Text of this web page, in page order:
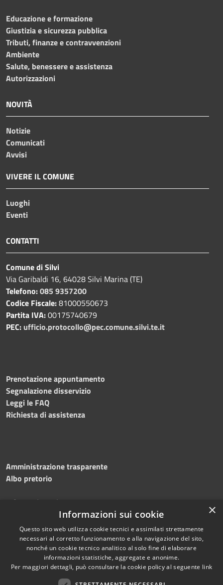
Educazione e formazione
Giustizia e sicurezza pubblica
Tributi, finanze e contravvenzioni
Ambiente
Salute, benessere e assistenza
Autorizzazioni
NOVITÀ
Notizie
Comunicati
Avvisi
VIVERE IL COMUNE
Luoghi
Eventi
CONTATTI
Comune di Silvi
Via Garibaldi 16, 64028 Silvi Marina (TE)
Telefono:085 9357200
Codice Fiscale:81000550673
Partita IVA:00175740679
PEC: ufficio.protocollo@pec.comune.silvi.te.it
Prenotazione appuntamento
Segnalazione disservizio
Leggi le FAQ
Richiesta di assistenza
Amministrazione trasparente
Albo pretorio
Informativa privacy
Dichiarazione di accessibilità
Copyright © 2026 • Comune di
×
Informazioni sui cookie
Questo sito web utilizza cookie tecnici e assimilati strettamente
necessari al corretto funzionamento e alla navigazione del sito,
nonché un cookie tecnico analitico al solo fine di elaborare
informazioni statistiche, aggregate e anonime.
Per maggiori dettagli, può consultare la cookie policy al seguente link